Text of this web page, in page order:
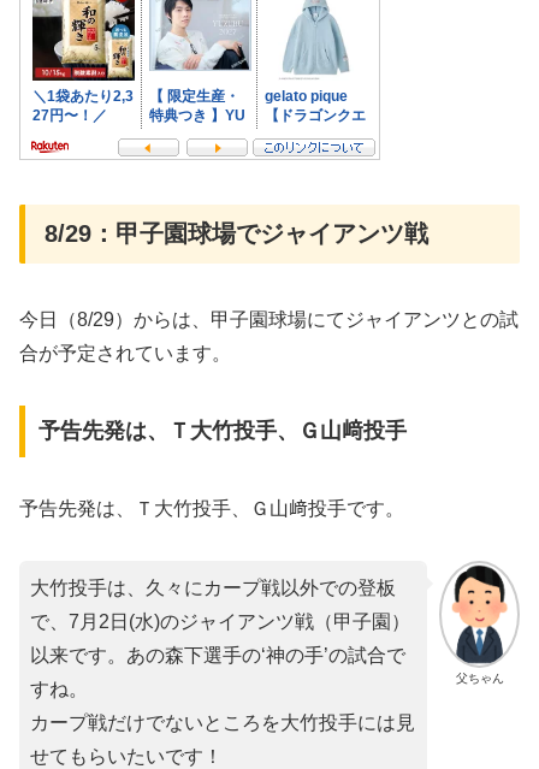
8/29：甲子園球場でジャイアンツ戦
今日（8/29）からは、甲子園球場にてジャイアンツとの試
合が予定されています。
予告先発は、Ｔ大竹投手、Ｇ山﨑投手
予告先発は、Ｔ大竹投手、Ｇ山﨑投手です。
父ちゃん
大竹投手は、久々にカープ戦以外での登板
で、7月2日(水)のジャイアンツ戦（甲子園）
以来です。あの森下選手の‘神の手’の試合で
すね。
カープ戦だけでないところを大竹投手には見
せてもらいたいです！